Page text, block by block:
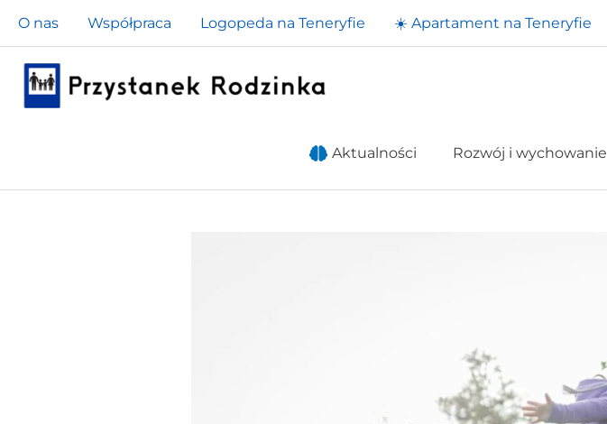
Przejdź
do
treści
O nas Współpraca Logopeda na Teneryfie ☀️ Apartament na Teneryfie
Aktualności Rozwój i wychowanie